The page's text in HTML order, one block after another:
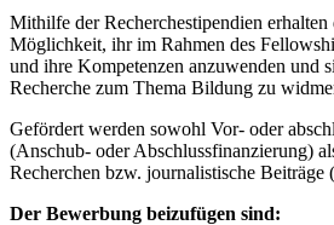
Mithilfe der Recherchestipendien
Möglichkeit, ihr im Rahmen des
und ihre Kompetenzen anzuwenden und
Recherche zum Thema Bildung zu
Gefördert werden sowohl Vor- oder
(Anschub- oder Abschlussfinanzierung)
Recherchen bzw. journalistische
Der Bewerbung beizufügen sind: